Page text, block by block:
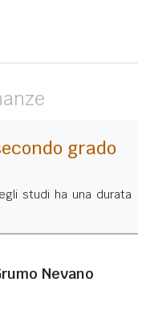
grado
studi ha una durata
Nevano